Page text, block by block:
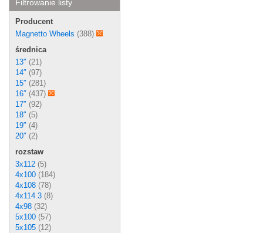
Filtrowanie listy
Producent
Magnetto Wheels (388)
średnica
13″ (21)
14″ (97)
15″ (281)
16″ (437)
17″ (92)
18″ (5)
19″ (4)
20″ (2)
rozstaw
3x112 (5)
4x100 (184)
4x108 (78)
4x114.3 (8)
4x98 (32)
5x100 (57)
5x105 (12)